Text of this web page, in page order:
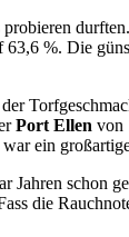
%. Die
Port Ellen von
ein
Jahren schon
die